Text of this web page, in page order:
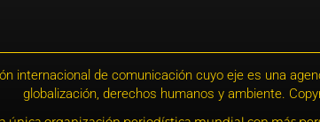
internacional de comunicación cuyo eje es una
globalización, derechos humanos y ambiente.